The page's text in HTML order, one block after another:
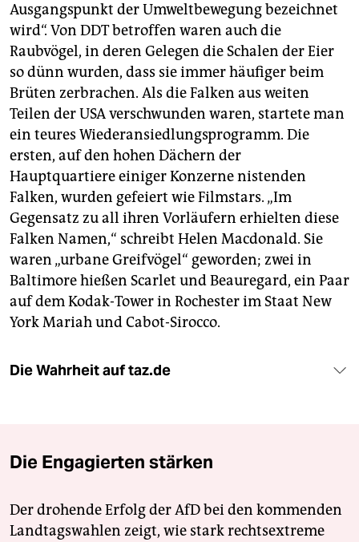
Ausgangspunkt der Umweltbewegung bezeichnet
wird“. Von DDT betroffen waren auch die
Raubvögel, in deren Gelegen die Schalen der Eier
so dünn wurden, dass sie immer häufiger beim
Brüten zerbrachen. Als die Falken aus weiten
Teilen der USA verschwunden waren, startete man
ein teures Wiederansiedlungsprogramm. Die
ersten, auf den hohen Dächern der
Hauptquartiere einiger Konzerne nistenden
Falken, wurden gefeiert wie Filmstars. „Im
Gegensatz zu all ihren Vorläufern erhielten diese
Falken Namen,“ schreibt Helen Macdonald. Sie
waren „urbane Greifvögel“ geworden; zwei in
Baltimore hießen Scarlet und Beauregard, ein Paar
auf dem Kodak-Tower in Rochester im Staat New
York Mariah und Cabot-Sirocco.
Die Wahrheit auf taz.de
Die Engagierten stärken
Der drohende Erfolg der AfD bei den kommenden
Landtagswahlen zeigt, wie stark rechtsextreme